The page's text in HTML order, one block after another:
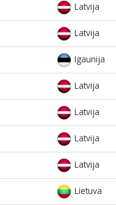
Latvija
Latvija
Igaunija
Latvija
Latvija
Latvija
Latvija
Lietuva